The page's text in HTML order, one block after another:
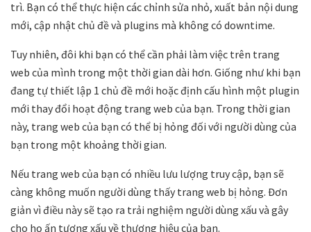
trì. Bạn có thể thực hiện các chỉnh sửa nhỏ, xuất bản nội dung
mới, cập nhật chủ đề và plugins mà không có downtime.
Tuy nhiên, đôi khi bạn có thể cần phải làm việc trên trang
web của mình trong một thời gian dài hơn. Giống như khi bạn
đang tự thiết lập 1 chủ đề mới hoặc định cấu hình một plugin
mới thay đổi hoạt động trang web của bạn. Trong thời gian
này, trang web của bạn có thể bị hỏng đối với người dùng của
bạn trong một khoảng thời gian.
Nếu trang web của bạn có nhiều lưu lượng truy cập, bạn sẽ
càng không muốn người dùng thấy trang web bị hỏng. Đơn
giản vì điều này sẽ tạo ra trải nghiệm người dùng xấu và gây
cho họ ấn tượng xấu về thương hiệu của bạn.